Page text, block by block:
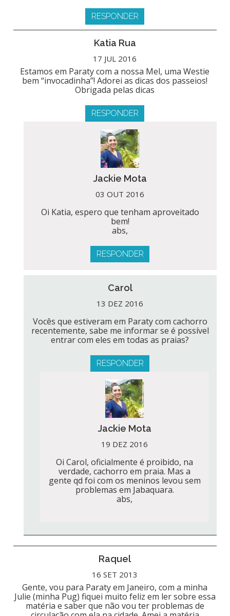
RESPONDER
Katia Rua
17 JUL 2016
Estamos em Paraty com a nossa Mel, uma Westie
bem “invocadinha”! Adorei as dicas dos passeios!
Obrigada pelas dicas
RESPONDER
Jackie Mota
03 OUT 2016
Oi Katia, espero que tenham aproveitado
bem!
abs,
RESPONDER
Carol
13 DEZ 2016
Vocês que estiveram em Paraty com cachorro
recentemente, sabe me informar se é possível
entrar com eles em todas as praias?
RESPONDER
Jackie Mota
19 DEZ 2016
Oi Carol, oficialmente é proibido, na
verdade, cachorro em praia. Mas a
gente qd foi com os meninos levou sem
problemas em Jabaquara.
abs,
Raquel
16 SET 2013
Gente, vou para Paraty em Janeiro, com a minha
Julie (minha Pug) fiquei muito feliz em ler sobre essa
matéria e saber que não vou ter problemas de